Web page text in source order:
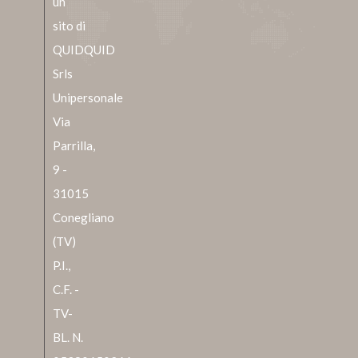
sito di
QUIDQUID
Srls
Unipersonale
Via
Parrilla,
9 -
31015
Conegliano
(TV)
P.I.,
C.F. -
TV-
BL. N.